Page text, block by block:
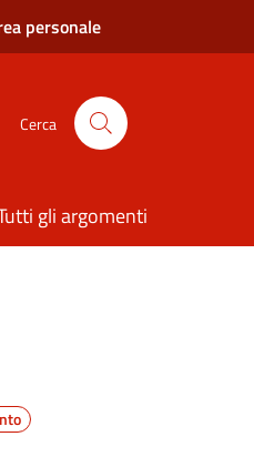
personale
Cerca
gli argomenti